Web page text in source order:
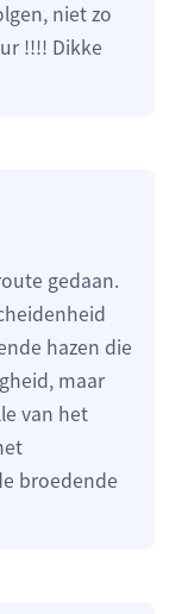
niet zo
!!!! Dikke
gedaan.
hazen die
maar
van het
broedende